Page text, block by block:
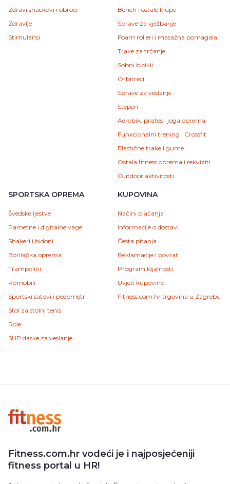
Zdravi snackovi i obroci
Zdravlje
Stimulansi
Bench i ostale klupe
Sprave za vježbanje
Foam rolleri i masažna pomagala
Trake za trčanje
Sobni bicikli
Orbitreci
Sprave za veslanje
Steperi
Aerobik, pilates i joga oprema
Funkcionalni trening i Crossfit
Elastične trake i gume
Ostala fitness oprema i rekviziti
Outdoor aktivnosti
SPORTSKA OPREMA
Švedske ljestve
Pametne i digitalne vage
Shakeri i bidoni
Borilačka oprema
Trampolini
Romobili
Sportski satovi i pedometri
Stol za stolni tenis
Role
SUP daske za veslanje
KUPOVINA
Načini plaćanja
Informacije o dostavi
Česta pitanja
Reklamacije i povrat
Program lojalnosti
Uvjeti kupovine
Fitness.com.hr trgovina u Zagrebu
Fitness.com.hr vodeći je i najposjećeniji
fitness portal u HR!